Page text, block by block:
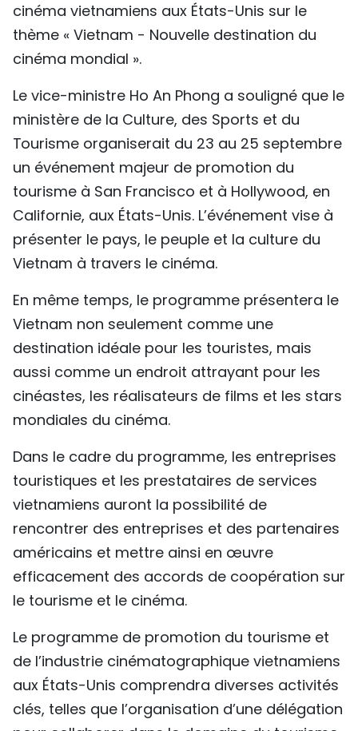
ENGLISH
中文
РУССКИЙ
ESPAÑOL
cinéma vietnamiens aux États-Unis sur le
thème « Vietnam - Nouvelle destination du
cinéma mondial ».
Le vice-ministre Ho An Phong a souligné que le
ministère de la Culture, des Sports et du
Tourisme organiserait du 23 au 25 septembre
un événement majeur de promotion du
tourisme à San Francisco et à Hollywood, en
Californie, aux États-Unis. L’événement vise à
présenter le pays, le peuple et la culture du
Vietnam à travers le cinéma.
En même temps, le programme présentera le
Vietnam non seulement comme une
destination idéale pour les touristes, mais
aussi comme un endroit attrayant pour les
cinéastes, les réalisateurs de films et les stars
mondiales du cinéma.
Dans le cadre du programme, les entreprises
touristiques et les prestataires de services
vietnamiens auront la possibilité de
rencontrer des entreprises et des partenaires
américains et mettre ainsi en œuvre
efficacement des accords de coopération sur
le tourisme et le cinéma.
Le programme de promotion du tourisme et
de l’industrie cinématographique vietnamiens
aux États-Unis comprendra diverses activités
clés, telles que l’organisation d’une délégation